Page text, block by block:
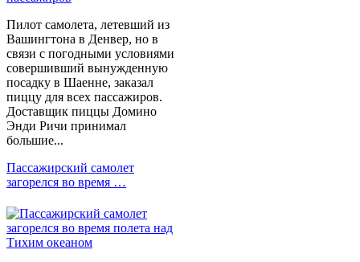
Пилот самолета, летевший из
Вашингтона в Денвер, но в
связи с погодными условиями
совершивший вынужденную
посадку в Шаенне, заказал
пиццу для всех пассажиров.
Доставщик пиццы Домино
Энди Ричи принимал
большие...
Пассажирский самолет
загорелся во время …